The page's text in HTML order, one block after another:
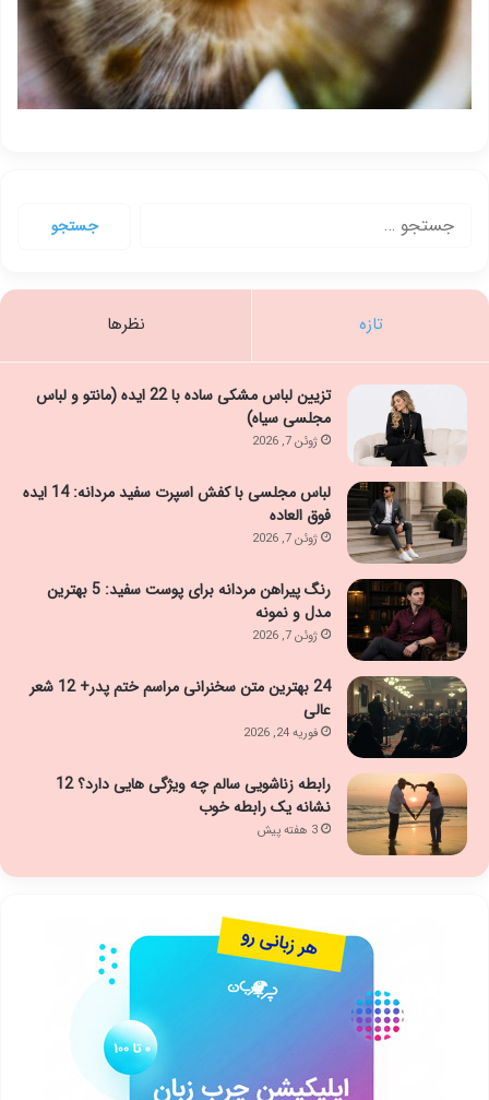
تازه نظرها
تزیین لباس مشکی ساده با 22 ایده (مانتو و لباس
مجلسی سیاه)
ژوئن 7, 2026
لباس مجلسی با کفش اسپرت سفید مردانه: 14 ایده
فوق العاده
ژوئن 7, 2026
رنگ پیراهن مردانه برای پوست سفید: 5 بهترین
مدل و نمونه
ژوئن 7, 2026
24 بهترین متن سخنرانی مراسم ختم پدر+ 12 شعر
عالی
فوریه 24, 2026
رابطه زناشویی سالم چه ویژگی هایی دارد؟ 12
نشانه یک رابطه خوب
3 هفته پیش